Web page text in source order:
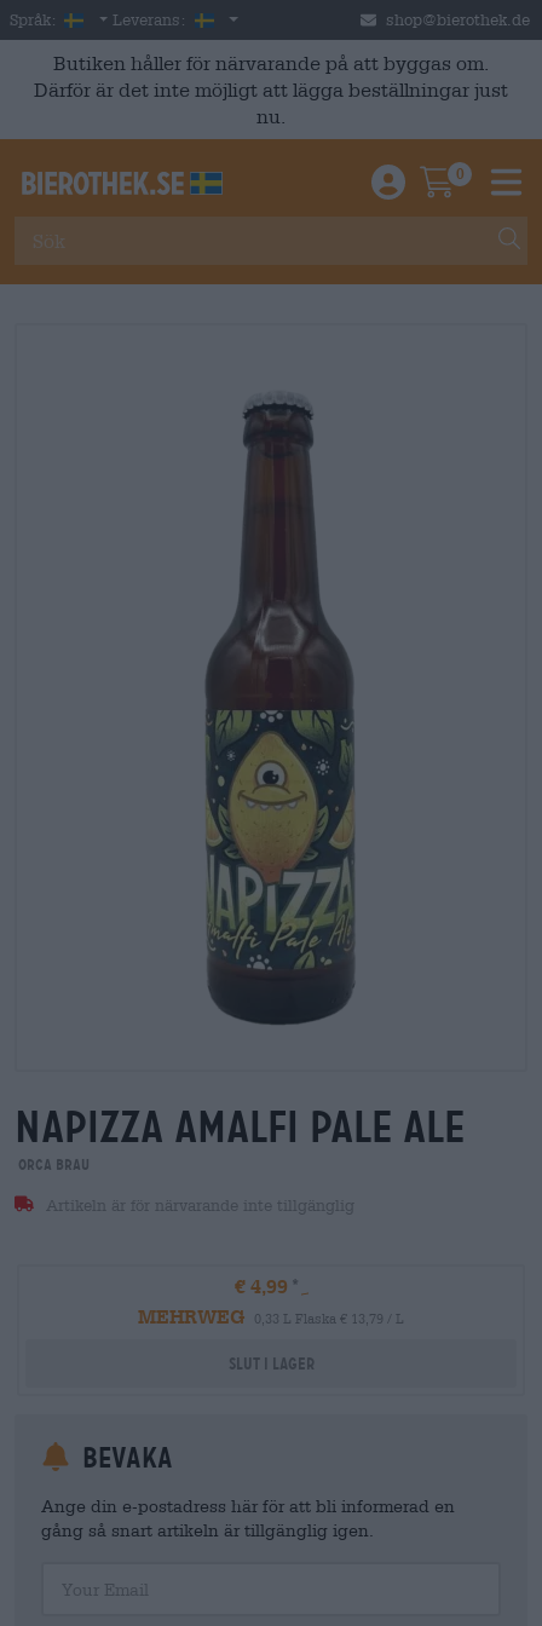
Skip to main content
Språk: Swedish
Leverans: Sverige shop@bierothek.de
Butiken håller för närvarande på att byggas om.
Därför är det inte möjligt att lägga beställningar just
nu.
Einloggen /
0
napizza amalfi pale ale
orca brau
Artikeln är för närvarande inte tillgänglig
€ 4,99
MEHRWEG
0,33 L Flaska € 13,79 / L
Slut i lager
Bevaka
Ange din e-postadress här för att bli informerad en
gång så snart artikeln är tillgänglig igen.